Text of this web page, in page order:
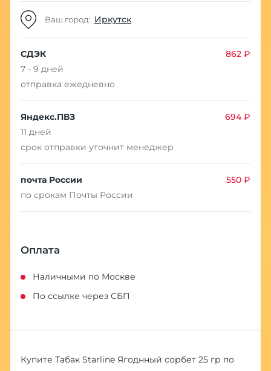
Ваш город: Иркутск
СДЭК
862 ₽
7 - 9 дней
отправка ежедневно
Яндекс.ПВЗ
694 ₽
11 дней
срок отправки уточнит менеджер
почта России
550 ₽
по срокам Почты России
Оплата
Наличными по Москве
По ссылке через СБП
Купите Табак Starline Ягоднный сорбет 25 гр по